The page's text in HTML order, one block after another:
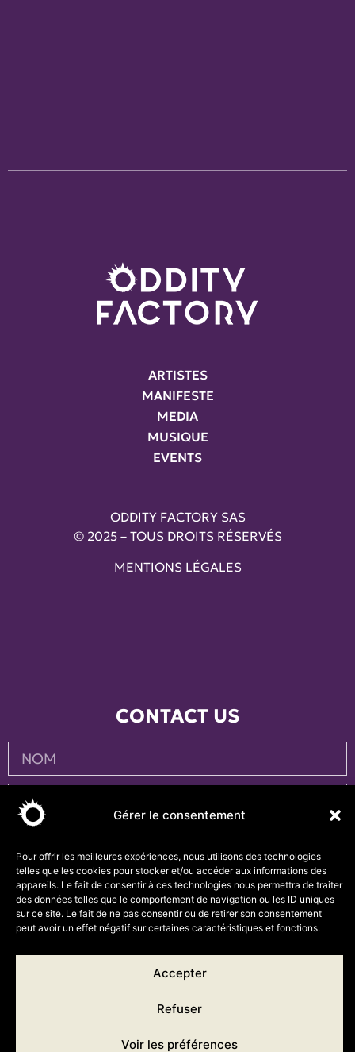
Gérer le consentement
Pour offrir les meilleures expériences, nous utilisons des technologies
telles que les cookies pour stocker et/ou accéder aux informations des
appareils. Le fait de consentir à ces technologies nous permettra de traiter
des données telles que le comportement de navigation ou les ID uniques
sur ce site. Le fait de ne pas consentir ou de retirer son consentement
peut avoir un effet négatif sur certaines caractéristiques et fonctions.
Accepter
Refuser
Voir les préférences
ARTISTES
MANIFESTE
MEDIA
MUSIQUE
EVENTS
ODDITY FACTORY SAS
© 2025 – TOUS DROITS RÉSERVÉS
MENTIONS LÉGALES
CONTACT US
ENVOYER